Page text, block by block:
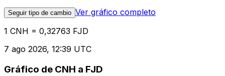
Seguir tipo de cambio Ver gráfico completo
1 CNH = 0,32763 FJD
7 ago 2026, 12:39 UTC
Gráfico de CNH a FJD